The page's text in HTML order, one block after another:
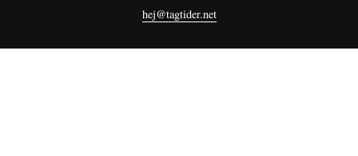
hej@tagtider.net